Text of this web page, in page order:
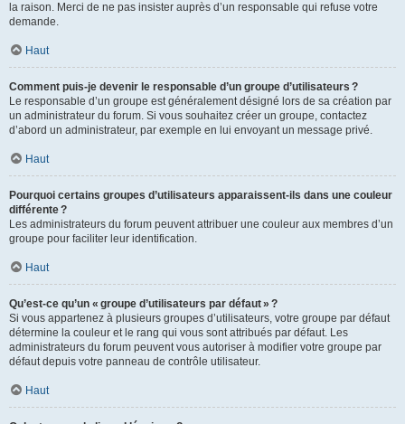
la raison. Merci de ne pas insister auprès d’un responsable qui refuse votre
demande.
Haut
Comment puis-je devenir le responsable d’un groupe d’utilisateurs ?
Le responsable d’un groupe est généralement désigné lors de sa création par
un administrateur du forum. Si vous souhaitez créer un groupe, contactez
d’abord un administrateur, par exemple en lui envoyant un message privé.
Haut
Pourquoi certains groupes d’utilisateurs apparaissent-ils dans une couleur
différente ?
Les administrateurs du forum peuvent attribuer une couleur aux membres d’un
groupe pour faciliter leur identification.
Haut
Qu’est-ce qu’un « groupe d’utilisateurs par défaut » ?
Si vous appartenez à plusieurs groupes d’utilisateurs, votre groupe par défaut
détermine la couleur et le rang qui vous sont attribués par défaut. Les
administrateurs du forum peuvent vous autoriser à modifier votre groupe par
défaut depuis votre panneau de contrôle utilisateur.
Haut